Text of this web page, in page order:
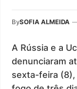
BySOFIA ALMEIDA
A Rússia e a
denunciaram
sexta-feira (8),